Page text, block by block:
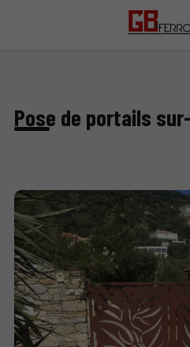
Pose de portails